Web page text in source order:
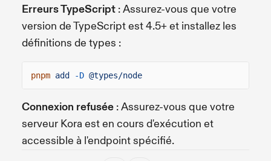
Erreurs TypeScript : Assurez-vous que votre
version de TypeScript est 4.5+ et installez les
définitions de types :
pnpm add -D @types/node
Connexion refusée : Assurez-vous que votre
serveur Kora est en cours d'exécution et
accessible à l'endpoint spécifié.